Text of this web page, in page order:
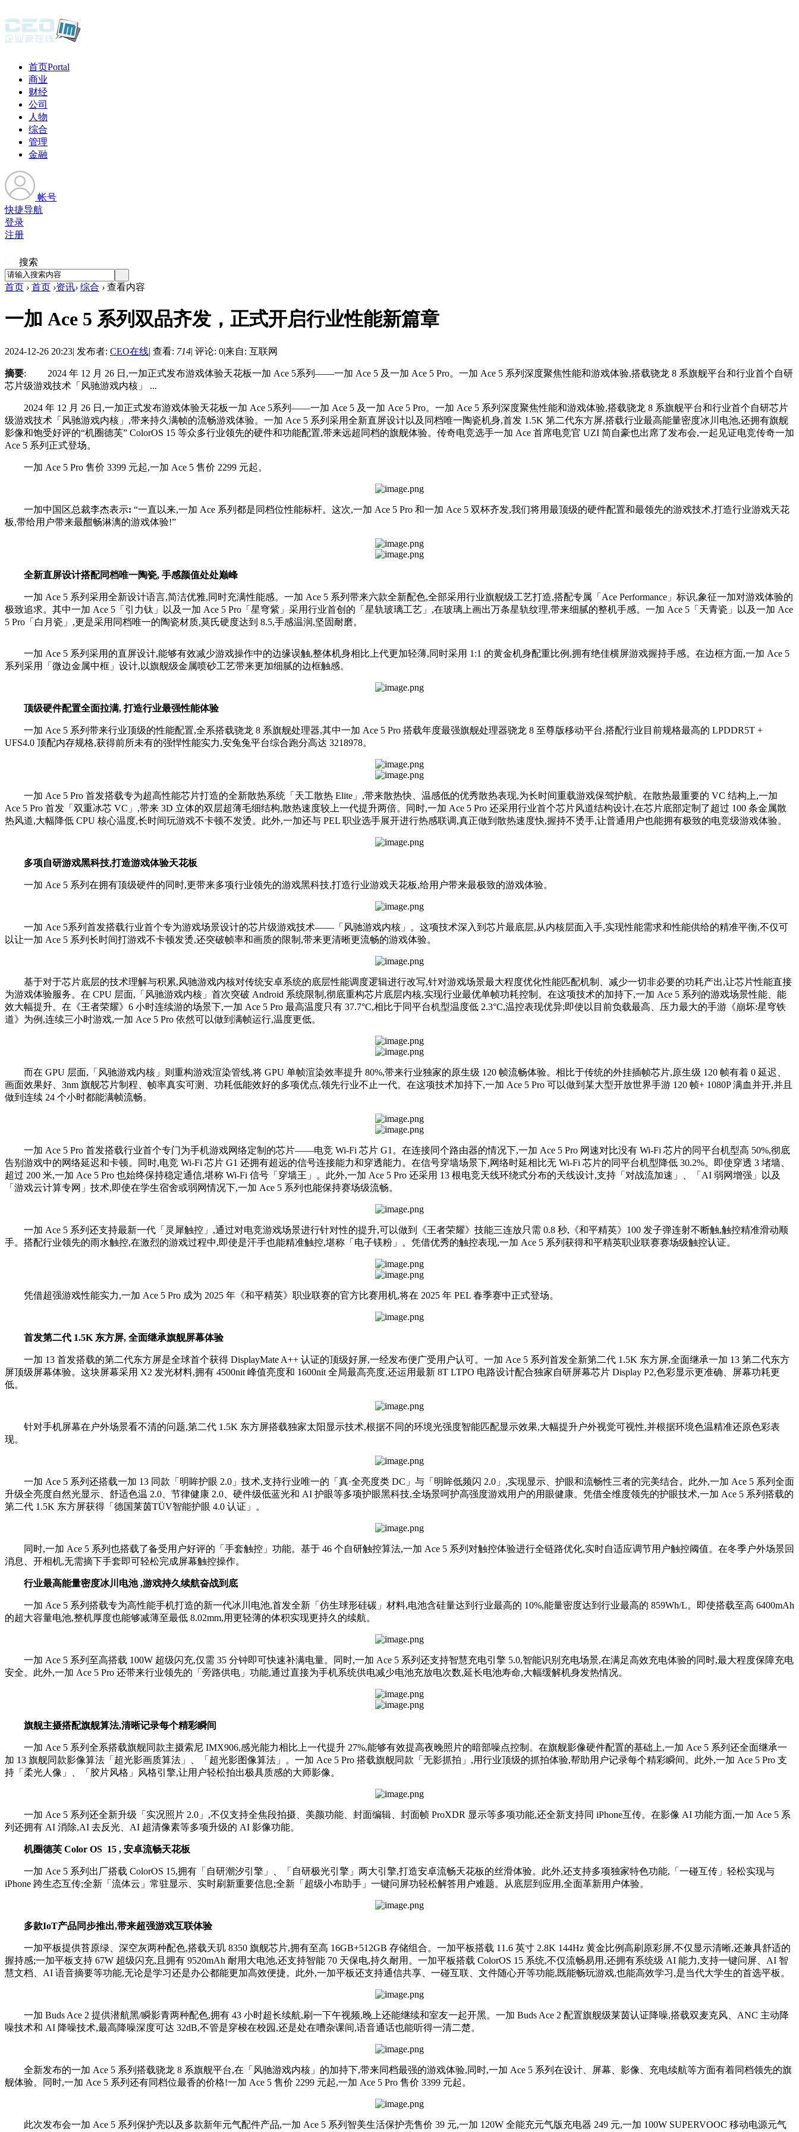
首页Portal
商业
财经
公司
人物
综合
管理
金融
帐号
快捷导航
登录
注册
搜索
首页 › 首页 ›资讯› 综合 › 查看内容
一加 Ace 5 系列双品齐发，正式开启行业性能新篇章
2024-12-26 20:23| 发布者: CEO在线| 查看: 714| 评论: 0|来自: 互联网
摘要: 2024 年 12 月 26 日,一加正式发布游戏体验天花板一加 Ace 5系列——一加 Ace 5 及一加 Ace 5 Pro。一加 Ace 5 系列深度聚焦性能和游戏体验,搭载骁龙 8 系旗舰平台和行业首个自研
芯片级游戏技术「风驰游戏内核」 ...
2024 年 12 月 26 日,一加正式发布游戏体验天花板一加 Ace 5系列——一加 Ace 5 及一加 Ace 5 Pro。一加 Ace 5 系列深度聚焦性能和游戏体验,搭载骁龙 8 系旗舰平台和行业首个自研芯片
级游戏技术「风驰游戏内核」,带来持久满帧的流畅游戏体验。一加 Ace 5 系列采用全新直屏设计以及同档唯一陶瓷机身,首发 1.5K 第二代东方屏,搭载行业最高能量密度冰川电池,还拥有旗舰
影像和饱受好评的“机圈德芙” ColorOS 15 等众多行业领先的硬件和功能配置,带来远超同档的旗舰体验。传奇电竞选手一加 Ace 首席电竞官 UZI 简自豪也出席了发布会,一起见证电竞传奇一加
Ace 5 系列正式登场。
一加 Ace 5 Pro 售价 3399 元起,一加 Ace 5 售价 2299 元起。
一加中国区总裁李杰表示: “一直以来,一加 Ace 系列都是同档位性能标杆。这次,一加 Ace 5 Pro 和一加 Ace 5 双杯齐发,我们将用最顶级的硬件配置和最领先的游戏技术,打造行业游戏天花
板,带给用户带来最酣畅淋漓的游戏体验!”
全新直屏设计搭配同档唯一陶瓷, 手感颜值处处巅峰
一加 Ace 5 系列采用全新设计语言,简洁优雅,同时充满性能感。一加 Ace 5 系列带来六款全新配色,全部采用行业旗舰级工艺打造,搭配专属「Ace Performance」标识,象征一加对游戏体验的
极致追求。其中一加 Ace 5「引力钛」以及一加 Ace 5 Pro「星穹紫」采用行业首创的「星轨玻璃工艺」,在玻璃上画出万条星轨纹理,带来细腻的整机手感。一加 Ace 5「天青瓷」以及一加 Ace
5 Pro「白月瓷」,更是采用同档唯一的陶瓷材质,莫氏硬度达到 8.5,手感温润,坚固耐磨。
一加 Ace 5 系列采用的直屏设计,能够有效减少游戏操作中的边缘误触,整体机身相比上代更加轻薄,同时采用 1:1 的黄金机身配重比例,拥有绝佳横屏游戏握持手感。在边框方面,一加 Ace 5
系列采用「微边金属中框」设计,以旗舰级金属喷砂工艺带来更加细腻的边框触感。
顶级硬件配置全面拉满, 打造行业最强性能体验
一加 Ace 5 系列带来行业顶级的性能配置,全系搭载骁龙 8 系旗舰处理器,其中一加 Ace 5 Pro 搭载年度最强旗舰处理器骁龙 8 至尊版移动平台,搭配行业目前规格最高的 LPDDR5T +
UFS4.0 顶配内存规格,获得前所未有的强悍性能实力,安兔兔平台综合跑分高达 3218978。
一加 Ace 5 Pro 首发搭载专为超高性能芯片打造的全新散热系统「天工散热 Elite」,带来散热快、温感低的优秀散热表现,为长时间重载游戏保驾护航。在散热最重要的 VC 结构上,一加
Ace 5 Pro 首发「双重冰芯 VC」,带来 3D 立体的双层超薄毛细结构,散热速度较上一代提升两倍。同时,一加 Ace 5 Pro 还采用行业首个芯片风道结构设计,在芯片底部定制了超过 100 条金属散
热风道,大幅降低 CPU 核心温度,长时间玩游戏不卡顿不发烫。此外,一加还与 PEL 职业选手展开进行热感联调,真正做到散热速度快,握持不烫手,让普通用户也能拥有极致的电竞级游戏体验。
多项自研游戏黑科技,打造游戏体验天花板
一加 Ace 5 系列在拥有顶级硬件的同时,更带来多项行业领先的游戏黑科技,打造行业游戏天花板,给用户带来最极致的游戏体验。
一加 Ace 5系列首发搭载行业首个专为游戏场景设计的芯片级游戏技术——「风驰游戏内核」。这项技术深入到芯片最底层,从内核层面入手,实现性能需求和性能供给的精准平衡,不仅可
以让一加 Ace 5 系列长时间打游戏不卡顿发烫,还突破帧率和画质的限制,带来更清晰更流畅的游戏体验。
基于对于芯片底层的技术理解与积累,风驰游戏内核对传统安卓系统的底层性能调度逻辑进行改写,针对游戏场景最大程度优化性能匹配机制、减少一切非必要的功耗产出,让芯片性能直接
为游戏体验服务。在 CPU 层面,「风驰游戏内核」首次突破 Android 系统限制,彻底重构芯片底层内核,实现行业最优单帧功耗控制。在这项技术的加持下,一加 Ace 5 系列的游戏场景性能、能
效大幅提升。在《王者荣耀》6 小时连续游的场景下,一加 Ace 5 Pro 最高温度只有 37.7°C,相比于同平台机型温度低 2.3°C,温控表现优异;即使以目前负载最高、压力最大的手游《崩坏:星穹铁
道》为例,连续三小时游戏,一加 Ace 5 Pro 依然可以做到满帧运行,温度更低。
而在 GPU 层面,「风驰游戏内核」则重构游戏渲染管线,将 GPU 单帧渲染效率提升 80%,带来行业独家的原生级 120 帧流畅体验。相比于传统的外挂插帧芯片,原生级 120 帧有着 0 延迟、
画面效果好、3nm 旗舰芯片制程、帧率真实可测、功耗低能效好的多项优点,领先行业不止一代。在这项技术加持下,一加 Ace 5 Pro 可以做到某大型开放世界手游 120 帧+ 1080P 满血并开,并且
做到连续 24 个小时都能满帧流畅。
一加 Ace 5 Pro 首发搭载行业首个专门为手机游戏网络定制的芯片——电竞 Wi-Fi 芯片 G1。在连接同个路由器的情况下,一加 Ace 5 Pro 网速对比没有 Wi-Fi 芯片的同平台机型高 50%,彻底
告别游戏中的网络延迟和卡顿。同时,电竞 Wi-Fi 芯片 G1 还拥有超远的信号连接能力和穿透能力。在信号穿墙场景下,网络时延相比无 Wi-Fi 芯片的同平台机型降低 30.2%。即使穿透 3 堵墙、
超过 200 米,一加 Ace 5 Pro 也始终保持稳定通信,堪称 Wi-Fi 信号「穿墙王」。此外,一加 Ace 5 Pro 还采用 13 根电竞天线环绕式分布的天线设计,支持「对战流加速」、「AI 弱网增强」以及
「游戏云计算专网」技术,即使在学生宿舍或弱网情况下,一加 Ace 5 系列也能保持赛场级流畅。
一加 Ace 5 系列还支持最新一代「灵犀触控」,通过对电竞游戏场景进行针对性的提升,可以做到《王者荣耀》技能三连放只需 0.8 秒,《和平精英》100 发子弹连射不断触,触控精准滑动顺
手。搭配行业领先的雨水触控,在激烈的游戏过程中,即使是汗手也能精准触控,堪称「电子镁粉」。凭借优秀的触控表现,一加 Ace 5 系列获得和平精英职业联赛赛场级触控认证。
凭借超强游戏性能实力,一加 Ace 5 Pro 成为 2025 年《和平精英》职业联赛的官方比赛用机,将在 2025 年 PEL 春季赛中正式登场。
首发第二代 1.5K 东方屏, 全面继承旗舰屏幕体验
一加 13 首发搭载的第二代东方屏是全球首个获得 DisplayMate A++ 认证的顶级好屏,一经发布便广受用户认可。一加 Ace 5 系列首发全新第二代 1.5K 东方屏,全面继承一加 13 第二代东方
屏顶级屏幕体验。这块屏幕采用 X2 发光材料,拥有 4500nit 峰值亮度和 1600nit 全局最高亮度,还运用最新 8T LTPO 电路设计配合独家自研屏幕芯片 Display P2,色彩显示更准确、屏幕功耗更
低。
针对手机屏幕在户外场景看不清的问题,第二代 1.5K 东方屏搭载独家太阳显示技术,根据不同的环境光强度智能匹配显示效果,大幅提升户外视觉可视性,并根据环境色温精准还原色彩表
现。
一加 Ace 5 系列还搭载一加 13 同款「明眸护眼 2.0」技术,支持行业唯一的「真·全亮度类 DC」与「明眸低频闪 2.0」,实现显示、护眼和流畅性三者的完美结合。此外,一加 Ace 5 系列全面
升级全亮度自然光显示、舒适色温 2.0、节律健康 2.0、硬件级低蓝光和 AI 护眼等多项护眼黑科技,全场景呵护高强度游戏用户的用眼健康。凭借全维度领先的护眼技术,一加 Ace 5 系列搭载的
第二代 1.5K 东方屏获得「德国莱茵TÜV智能护眼 4.0 认证」。
同时,一加 Ace 5 系列也搭载了备受用户好评的「手套触控」功能。基于 46 个自研触控算法,一加 Ace 5 系列对触控体验进行全链路优化,实时自适应调节用户触控阈值。在冬季户外场景回
消息、开相机,无需摘下手套即可轻松完成屏幕触控操作。
行业最高能量密度冰川电池 ,游戏持久续航奋战到底
一加 Ace 5 系列搭载专为高性能手机打造的新一代冰川电池,首发全新「仿生球形硅碳」材料,电池含硅量达到行业最高的 10%,能量密度达到行业最高的 859Wh/L。即使搭载至高 6400mAh
的超大容量电池,整机厚度也能够减薄至最低 8.02mm,用更轻薄的体积实现更持久的续航。
一加 Ace 5 系列至高搭载 100W 超级闪充,仅需 35 分钟即可快速补满电量。同时,一加 Ace 5 系列还支持智慧充电引擎 5.0,智能识别充电场景,在满足高效充电体验的同时,最大程度保障充电
安全。此外,一加 Ace 5 Pro 还带来行业领先的「旁路供电」功能,通过直接为手机系统供电减少电池充放电次数,延长电池寿命,大幅缓解机身发热情况。
旗舰主摄搭配旗舰算法,清晰记录每个精彩瞬间
一加 Ace 5 系列全系搭载旗舰同款主摄索尼 IMX906,感光能力相比上一代提升 27%,能够有效提高夜晚照片的暗部噪点控制。在旗舰影像硬件配置的基础上,一加 Ace 5 系列还全面继承一
加 13 旗舰同款影像算法「超光影画质算法」、「超光影图像算法」。一加 Ace 5 Pro 搭载旗舰同款「无影抓拍」,用行业顶级的抓拍体验,帮助用户记录每个精彩瞬间。此外,一加 Ace 5 Pro 支
持「柔光人像」、「胶片风格」风格引擎,让用户轻松拍出极具质感的大师影像。
一加 Ace 5 系列还全新升级「实况照片 2.0」,不仅支持全焦段拍摄、美颜功能、封面编辑、封面帧 ProXDR 显示等多项功能,还全新支持同 iPhone互传。在影像 AI 功能方面,一加 Ace 5 系
列还拥有 AI 消除,AI 去反光、AI 超清像素等多项升级的 AI 影像功能。
机圈德芙 Color OS 15 , 安卓流畅天花板
一加 Ace 5 系列出厂搭载 ColorOS 15,拥有「自研潮汐引擎」、「自研极光引擎」两大引擎,打造安卓流畅天花板的丝滑体验。此外,还支持多项独家特色功能,「一碰互传」轻松实现与
iPhone 跨生态互传;全新「流体云」常驻显示、实时刷新重要信息;全新「超级小布助手」一键问屏功轻松解答用户难题。从底层到应用,全面革新用户体验。
多款IoT产品同步推出,带来超强游戏互联体验
一加平板提供苔原绿、深空灰两种配色,搭载天玑 8350 旗舰芯片,拥有至高 16GB+512GB 存储组合。一加平板搭载 11.6 英寸 2.8K 144Hz 黄金比例高刷原彩屏,不仅显示清晰,还兼具舒适的
握持感;一加平板支持 67W 超级闪充,且拥有 9520mAh 耐用大电池,还支持智能 70 天保电,持久耐用。一加平板搭载 ColorOS 15 系统,不仅流畅易用,还拥有系统级 AI 能力,支持一键问屏、AI 智
慧文档、AI 语音摘要等功能,无论是学习还是办公都能更加高效便捷。此外,一加平板还支持通信共享、一碰互联、文件随心开等功能,既能畅玩游戏,也能高效学习,是当代大学生的首选平板。
一加 Buds Ace 2 提供潜航黑/瞬影青两种配色,拥有 43 小时超长续航,刷一下午视频,晚上还能继续和室友一起开黑。一加 Buds Ace 2 配置旗舰级莱茵认证降噪,搭载双麦克风、ANC 主动降
噪技术和 AI 降噪技术,最高降噪深度可达 32dB,不管是穿梭在校园,还是处在嘈杂课间,语音通话也能听得一清二楚。
全新发布的一加 Ace 5 系列搭载骁龙 8 系旗舰平台,在「风驰游戏内核」的加持下,带来同档最强的游戏体验,同时,一加 Ace 5 系列在设计、屏幕、影像、充电续航等方面有着同档领先的旗
舰体验。同时,一加 Ace 5 系列还有同档位最香的价格!一加 Ace 5 售价 2299 元起,一加 Ace 5 Pro 售价 3399 元起。
此次发布会一加 Ace 5 系列保护壳以及多款新年元气配件产品,一加 Ace 5 系列智美生活保护壳售价 39 元,一加 120W 全能充元气版充电器 249 元,一加 100W SUPERVOOC 移动电源元气